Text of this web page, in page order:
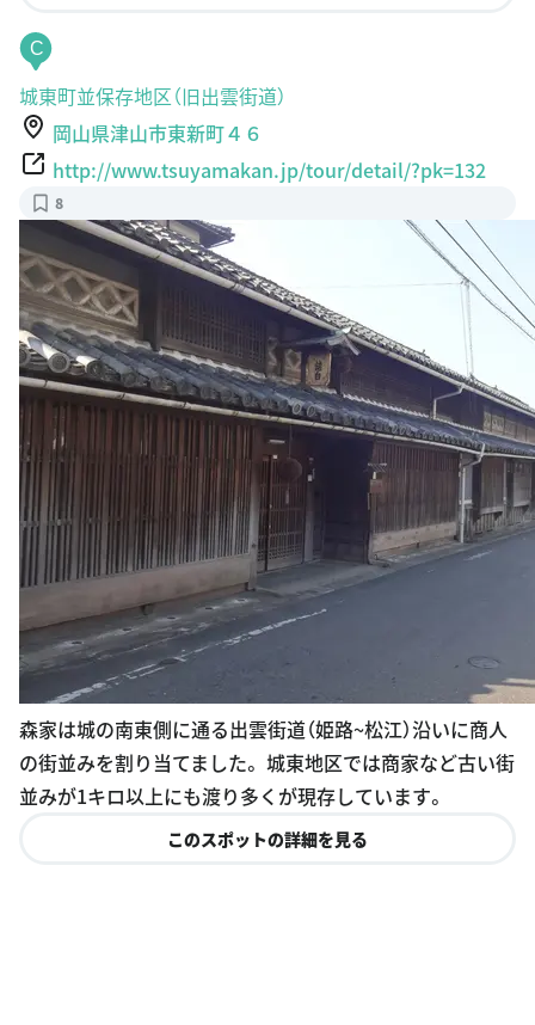
C
城東町並保存地区（旧出雲街道）
岡山県津山市東新町４６
http://www.tsuyamakan.jp/tour/detail/?pk=132
8
森家は城の南東側に通る出雲街道（姫路~松江）沿いに商人
の街並みを割り当てました。 城東地区では商家など古い街
並みが1キロ以上にも渡り多くが現存しています。
このスポットの詳細を見る